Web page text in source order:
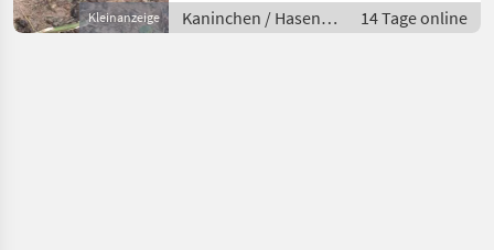
Kleinanzeige
Kaninchen / Hasen /
Jungkaninchen
14 Tage online